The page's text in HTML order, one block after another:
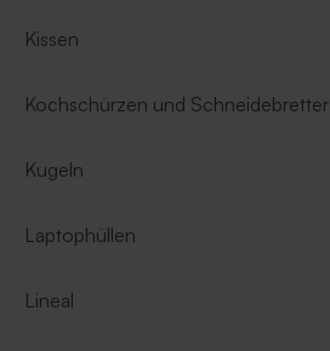
Kissen
Kochschürzen und Schneidebretter
Kugeln
Laptophüllen
Lineal